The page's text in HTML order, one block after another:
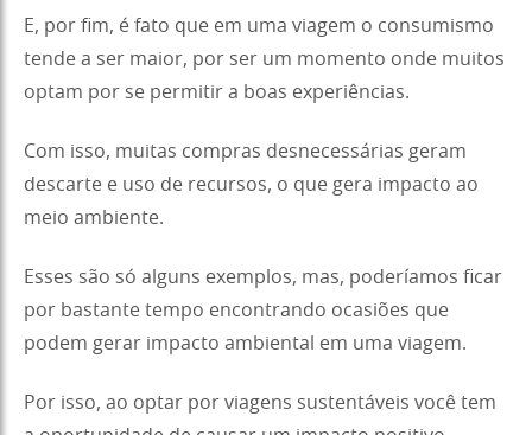
E, por fim, é fato que em uma viagem o consumismo
tende a ser maior, por ser um momento onde muitos
optam por se permitir a boas experiências.
Com isso, muitas compras desnecessárias geram
descarte e uso de recursos, o que gera impacto ao
meio ambiente.
Esses são só alguns exemplos, mas, poderíamos ficar
por bastante tempo encontrando ocasiões que
podem gerar impacto ambiental em uma viagem.
Por isso, ao optar por viagens sustentáveis você tem